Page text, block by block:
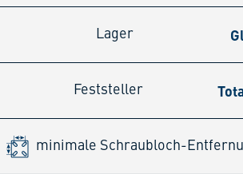
Lager
Feststeller
minimale Schraubloch-